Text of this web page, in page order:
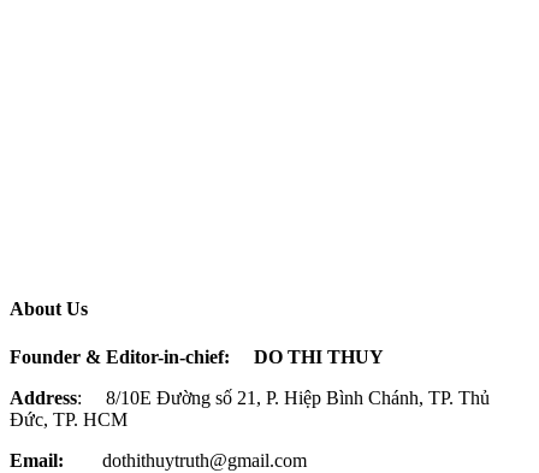
About Us
Founder & Editor-in-chief:
DO THI THUY
Address: 8/10E Đường số 21, P. Hiệp Bình Chánh, TP. Thủ
Đức, TP. HCM
Email: dothithuytruth@gmail.com